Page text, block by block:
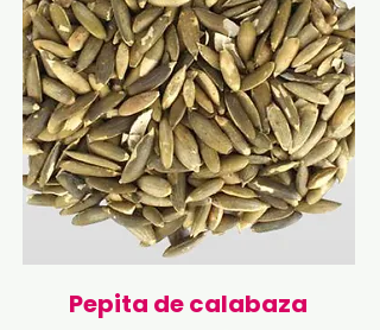
Pepita de calabaza